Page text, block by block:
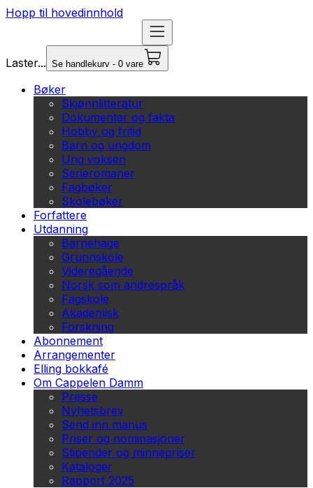
Hopp til hovedinnhold
Laster... Se handlekurv - 0 vare
Bøker
Skjønnlitteratur
Dokumentar og fakta
Hobby og fritid
Barn og ungdom
Ung voksen
Serieromaner
Fagbøker
Skolebøker
Forfattere
Utdanning
Barnehage
Grunnskole
Videregående
Norsk som andrespråk
Fagskole
Akademisk
Forskning
Abonnement
Arrangementer
Elling bokkafé
Om Cappelen Damm
Presse
Nyhetsbrev
Send inn manus
Priser og nominasjoner
Stipender og minnepriser
Kataloger
Rapport 2025